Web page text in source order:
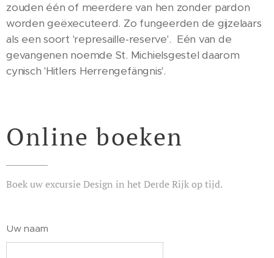
zouden één of meerdere van hen zonder pardon
worden geëxecuteerd. Zo fungeerden de gijzelaars
als een soort 'represaille-reserve'. Eén van de
gevangenen noemde St. Michielsgestel daarom
cynisch 'Hitlers Herrengefängnis'.
Online boeken
Boek uw excursie Design in het Derde Rijk op tijd.
Uw naam